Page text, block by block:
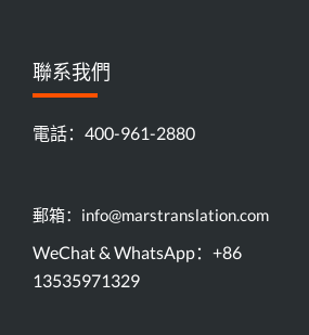
聯系我們
電話：400-961-2880
郵箱：info@marstranslation.com
WeChat & WhatsApp：+86
13535971329